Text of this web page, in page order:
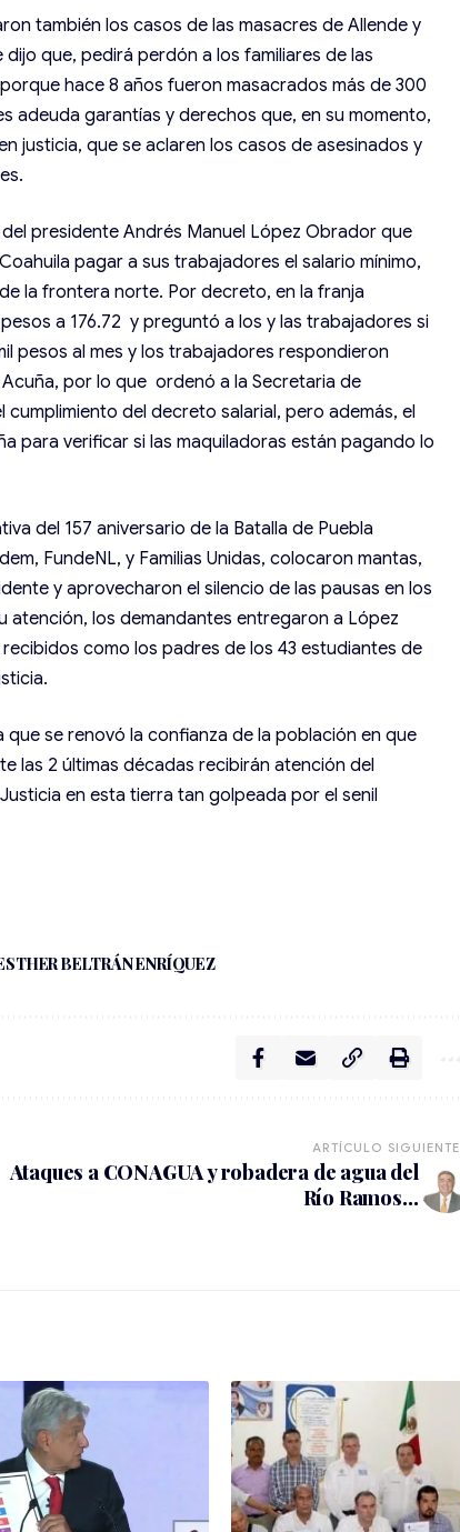
también los casos de las masacres de Allende y
que, pedirá perdón a los familiares de las
hace 8 años fueron masacrados más de 300
adeuda garantías y derechos que, en su momento,
justicia, que se aclaren los casos de asesinados y
presidente Andrés Manuel López Obrador que
pagar a sus trabajadores el salario mínimo,
la frontera norte. Por decreto, en la franja
a 176.72 y preguntó a los y las trabajadores si
pesos al mes y los trabajadores respondieron
por lo que ordenó a la Secretaria de
cumplimiento del decreto salarial, pero además, el
para verificar si las maquiladoras están pagando lo
del 157 aniversario de la Batalla de Puebla
FundeNL, y Familias Unidas, colocaron mantas,
y aprovecharon el silencio de las pausas en los
atención, los demandantes entregaron a López
como los padres de los 43 estudiantes de
que se renovó la confianza de la población en que
las 2 últimas décadas recibirán atención del
en esta tierra tan golpeada por el senil
BELTRÁN ENRÍQUEZ
ARTÍCULO SIGUIENTE
Ataques a CONAGUA y robadera de agua del
Río Ramos…